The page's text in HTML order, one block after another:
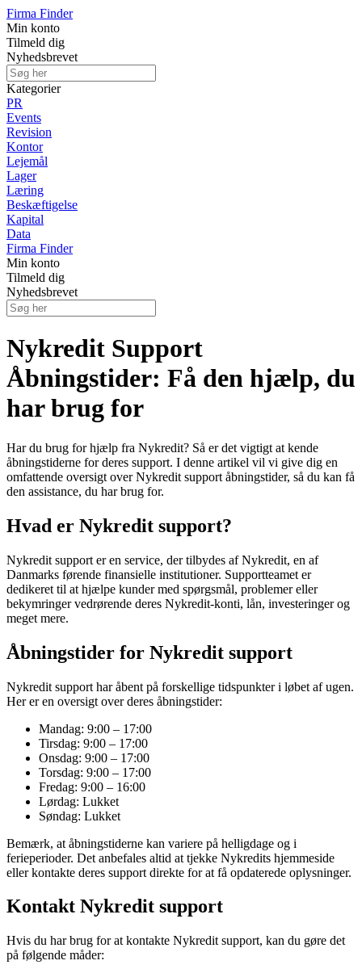
Firma Finder
Min konto
Tilmeld dig
Nyhedsbrevet
Kategorier
PR
Events
Revision
Kontor
Lejemål
Lager
Læring
Beskæftigelse
Kapital
Data
Firma Finder
Min konto
Tilmeld dig
Nyhedsbrevet
Nykredit Support
Åbningstider: Få den hjælp, du
har brug for
Har du brug for hjælp fra Nykredit? Så er det vigtigt at kende
åbningstiderne for deres support. I denne artikel vil vi give dig en
omfattende oversigt over Nykredit support åbningstider, så du kan få
den assistance, du har brug for.
Hvad er Nykredit support?
Nykredit support er en service, der tilbydes af Nykredit, en af
Danmarks førende finansielle institutioner. Supportteamet er
dedikeret til at hjælpe kunder med spørgsmål, problemer eller
bekymringer vedrørende deres Nykredit-konti, lån, investeringer og
meget mere.
Åbningstider for Nykredit support
Nykredit support har åbent på forskellige tidspunkter i løbet af ugen.
Her er en oversigt over deres åbningstider:
Mandag: 9:00 – 17:00
Tirsdag: 9:00 – 17:00
Onsdag: 9:00 – 17:00
Torsdag: 9:00 – 17:00
Fredag: 9:00 – 16:00
Lørdag: Lukket
Søndag: Lukket
Bemærk, at åbningstiderne kan variere på helligdage og i
ferieperioder. Det anbefales altid at tjekke Nykredits hjemmeside
eller kontakte deres support direkte for at få opdaterede oplysninger.
Kontakt Nykredit support
Hvis du har brug for at kontakte Nykredit support, kan du gøre det
på følgende måder: